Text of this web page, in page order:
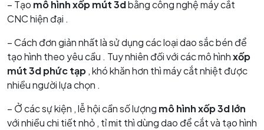
– Tạo mô hình xốp mút 3dbằng công nghệ máy cắt
CNC hiện đại .
– Cách đơn giản nhất là sử dụng các loại dao sắc bén để
tạo hình theo yêu cầu . Tuy nhiên đối với các mô hìnhxốp
mút 3d phức tạp , khó khăn hơn thì máy cắt nhiệt được
nhiều người lựa chọn .
– Ở các sự kiện , lễ hội cần số lượng mô hình xốp 3d lớn
với nhiều chi tiết nhỏ , tỉ mit thì dùng dao để cắt và tạo hình